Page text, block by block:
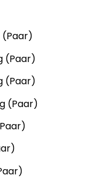
(Paar)
(Paar)
(Paar)
(Paar)